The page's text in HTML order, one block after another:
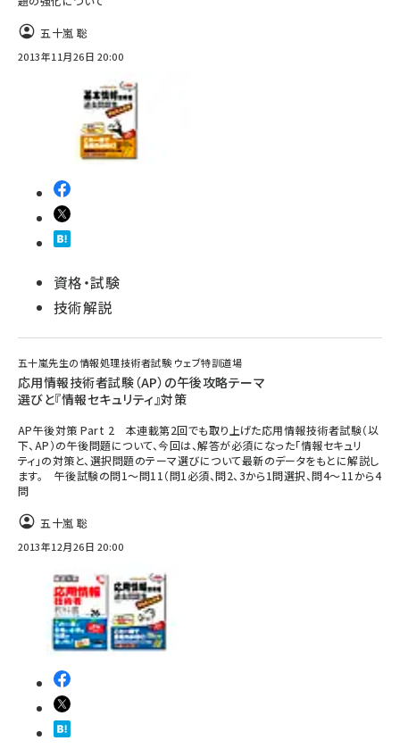
五十嵐 聡
2013年11月26日 20:00
資格・試験
技術解説
五十嵐先生の情報処理技術者試験 ウェブ特訓道場
応用情報技術者試験（AP）の午後攻略テーマ
選びと『情報セキュリティ』対策
AP午後対策 Part 2 本連載第2回でも取り上げた応用情報技術者試験（以
下、AP）の午後問題について、今回は、解答が必須になった「情報セキュリ
ティ」の対策と、選択問題のテーマ選びについて最新のデータをもとに解説し
ます。 午後試験の問1～問11（問1必須、問2、3から1問選択、問4～11から4
問
五十嵐 聡
2013年12月26日 20:00